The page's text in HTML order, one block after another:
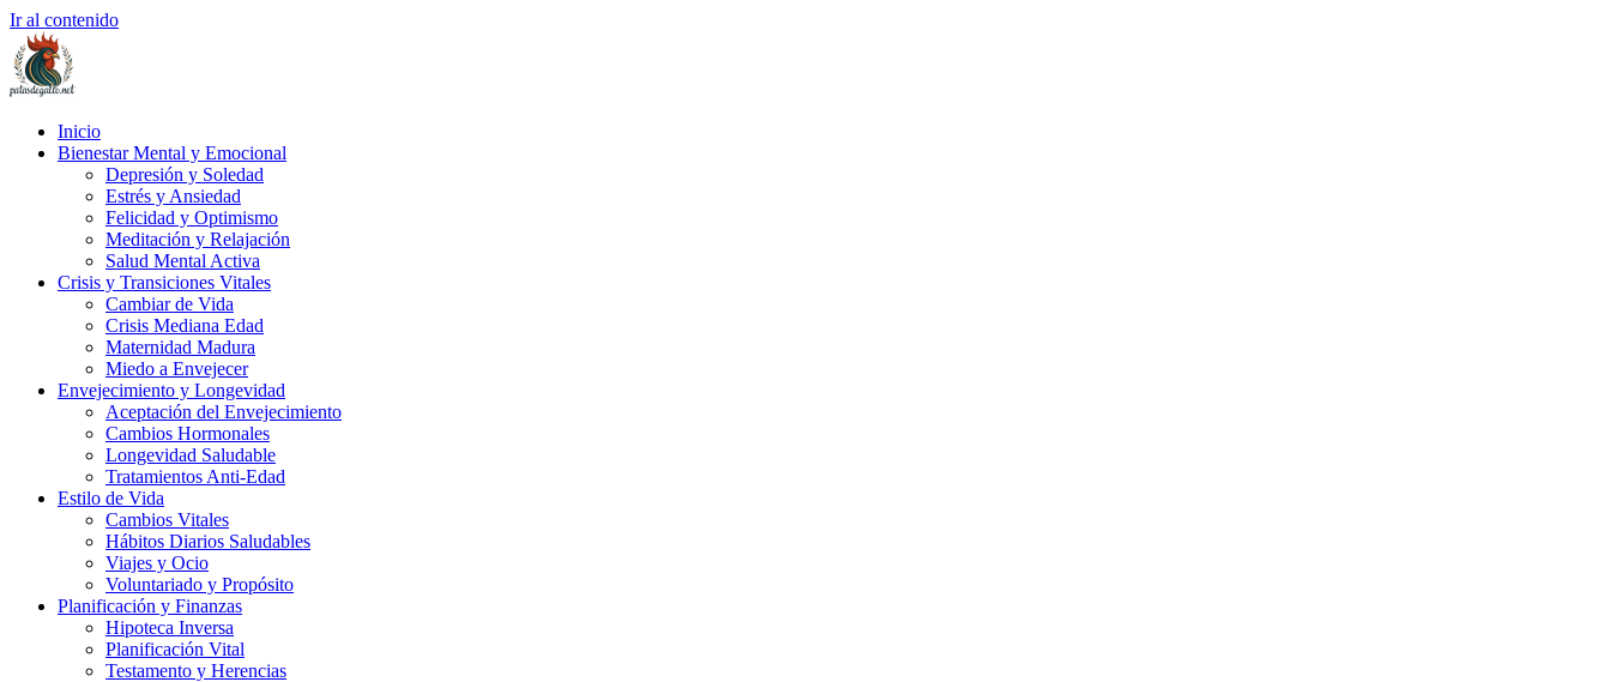
Ir al contenido
Inicio
Bienestar Mental y Emocional
Depresión y Soledad
Estrés y Ansiedad
Felicidad y Optimismo
Meditación y Relajación
Salud Mental Activa
Crisis y Transiciones Vitales
Cambiar de Vida
Crisis Mediana Edad
Maternidad Madura
Miedo a Envejecer
Envejecimiento y Longevidad
Aceptación del Envejecimiento
Cambios Hormonales
Longevidad Saludable
Tratamientos Anti-Edad
Estilo de Vida
Cambios Vitales
Hábitos Diarios Saludables
Viajes y Ocio
Voluntariado y Propósito
Planificación y Finanzas
Hipoteca Inversa
Planificación Vital
Testamento y Herencias